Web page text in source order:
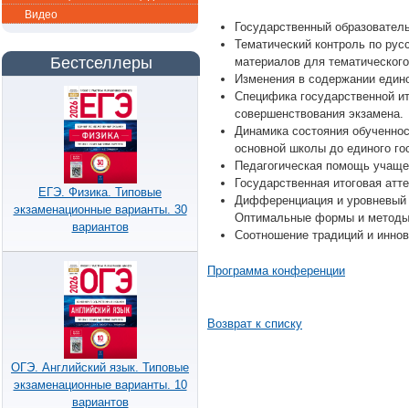
Видео
Бестселлеры
ЕГЭ. Физика. Типовые
экзаменационные варианты. 30
вариантов
ОГЭ. Английский язык. Типовые
экзаменационные варианты. 10
вариантов
Государственный
Тематический контроль по
материалов для
Изменения в содержании
Специфика государственной
совершенствования экзамена.
Динамика состояния
основной школы до единого
Педагогическая помощь
Государственная итоговая
Дифференциация и уровневый
Оптимальные формы и
Соотношение традиций и
Программа конференции
Возврат к списку